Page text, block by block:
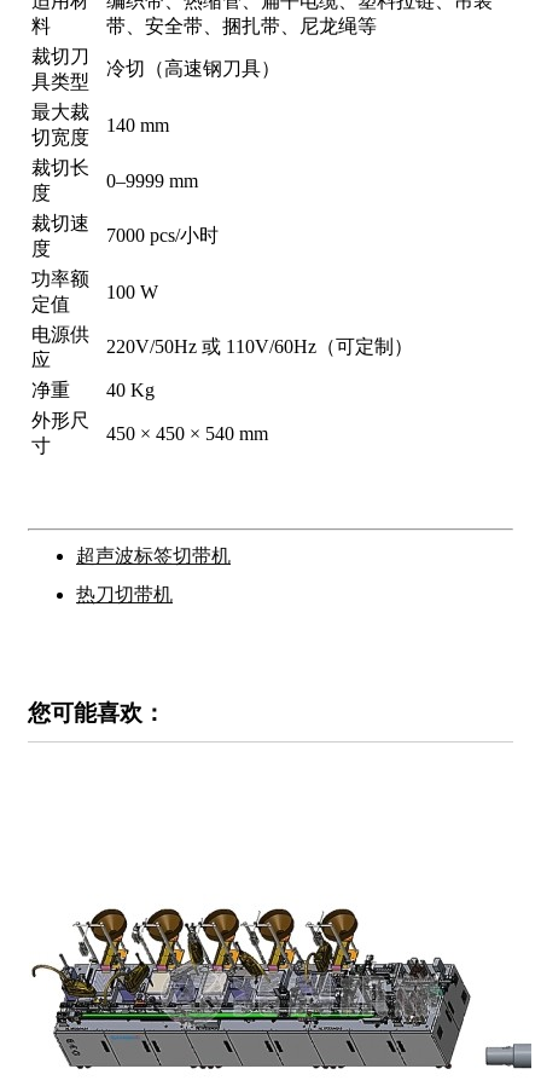
料
带、安全带、捆扎带、尼龙绳等
裁切刀
具类型
冷切（高速钢刀具）
最大裁
切宽度
140 mm
裁切长
度
0–9999 mm
裁切速
度
7000 pcs/小时
功率额
定值
100 W
电源供
应
220V/50Hz 或 110V/60Hz（可定制）
净重
40 Kg
外形尺
寸
450 × 450 × 540 mm
超声波标签切带机
热刀切带机
您可能喜欢：